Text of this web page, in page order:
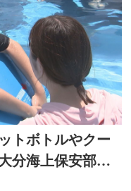
トボトルやクー
分海上保安部が